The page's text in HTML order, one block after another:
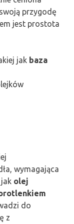
przygodę
jest prostota
jak baza
wymagająca
olej
do
z